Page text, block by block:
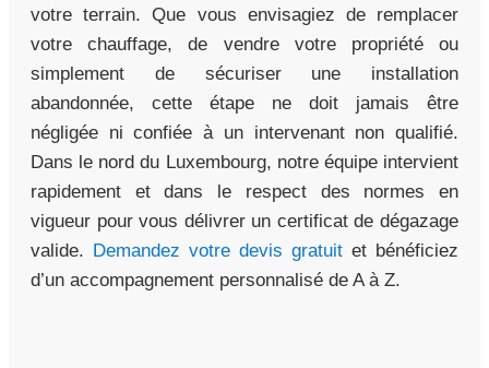
votre terrain. Que vous envisagiez de remplacer
votre chauffage, de vendre votre propriété ou
simplement de sécuriser une installation
abandonnée, cette étape ne doit jamais être
négligée ni confiée à un intervenant non qualifié.
Dans le nord du Luxembourg, notre équipe intervient
rapidement et dans le respect des normes en
vigueur pour vous délivrer un certificat de dégazage
valide. Demandez votre devis gratuit et bénéficiez
d’un accompagnement personnalisé de A à Z.